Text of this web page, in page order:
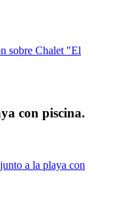
sobre Chalet "El
con piscina.
a la playa con